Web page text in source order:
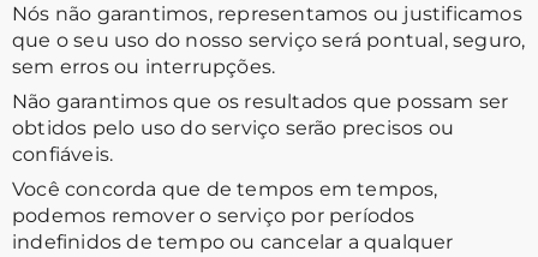
Nós não garantimos, representamos ou justificamos
que o seu uso do nosso serviço será pontual, seguro,
sem erros ou interrupções.
Não garantimos que os resultados que possam ser
obtidos pelo uso do serviço serão precisos ou
confiáveis.
Você concorda que de tempos em tempos,
podemos remover o serviço por períodos
indefinidos de tempo ou cancelar a qualquer